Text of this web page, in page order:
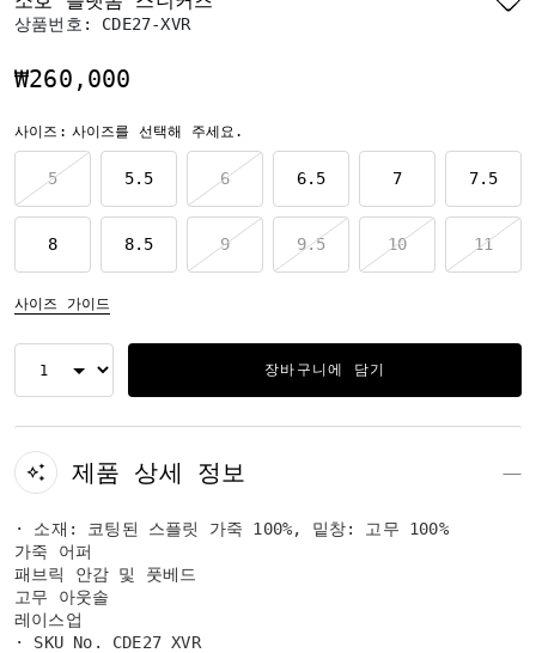
상품번호: CDE27-XVR
₩260,000
사이즈: 사이즈를 선택해 주세요.
5 5.5 6 6.5 7 7.5
8 8.5 9 9.5 10 11
사이즈 가이드
장바구니에 담기
제품 상세 정보
· 소재: 코팅된 스플릿 가죽 100%, 밑창: 고무 100%
가죽 어퍼
패브릭 안감 및 풋베드
고무 아웃솔
레이스업
· SKU No. CDE27 XVR